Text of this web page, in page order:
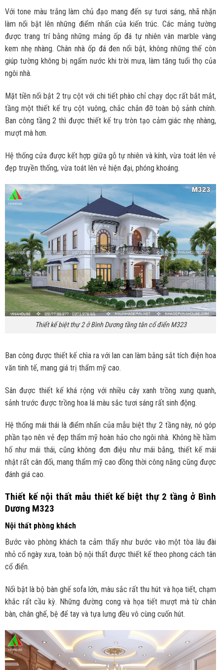
Với tone màu trắng làm chủ đạo mang đến sự tươi sáng, nhã nhặn
làm nổi bật lên những điểm nhấn của kiến trúc. Các mảng tường
được trang trí bằng những mảng ốp đá tự nhiên vân marble vàng
kem nhẹ nhàng. Chân nhà ốp đá đen nổi bật, không những thế còn
giúp tường không bị ngấm nước khi trời mưa, làm tăng tuổi thọ của
ngôi nhà.
Mặt tiền nổi bật 2 trụ cột với chi tiết phào chỉ chạy dọc rất bắt mắt,
tầng một thiết kế trụ cột vuông, chắc chắn đỡ toàn bộ sảnh chính.
Ban công tầng 2 thì được thiết kế trụ tròn tạo cảm giác nhẹ nhàng,
mượt mà hơn.
Hệ thống cửa được kết hợp giữa gỗ tự nhiên và kính, vừa toát lên vẻ
đẹp truyền thống, vừa toát lên vẻ hiện đại, phóng khoáng.
Thiết kế biệt thự 2 ở Bình Dương tầng tân cổ điển M323
Ban công được thiết kế chìa ra với lan can làm bằng sắt tích điện hoa
văn tinh tế, mang giá trị thẩm mỹ cao.
Sân được thiết kế khá rộng với nhiều cây xanh trồng xung quanh,
sảnh trước được trồng hoa lá màu sắc tươi sáng rất sinh động.
Hệ thống mái thái là điểm nhấn của mẫu biệt thự 2 tầng này, nó góp
phần tạo nên vẻ đẹp thẩm mỹ hoàn hảo cho ngôi nhà. Không hề hầm
hố như mái thái, cũng không đơn điệu như mái bằng, thiết kế mái
nhật rất cân đối, mang thẩm mỹ cao đồng thời công năng cũng được
đánh giá cao.
Thiết kế nội thất mẫu thiết kế biệt thự 2 tầng ở Bình
Dương M323
Nội thất phòng khách
Bước vào phòng khách ta cảm thấy như bước vào một tòa lâu đài
nhỏ cổ ngày xưa, toàn bộ nội thất được thiết kế theo phong cách tân
cổ điển.
Nổi bật là bộ bàn ghế sofa lớn, màu sắc rất thu hút và họa tiết, chạm
khắc rất cầu kỳ. Những đường cong và họa tiết mượt mà từ chân
bàn, chân ghế, bệ để tay và tựa lưng đều vô cùng cuốn hút.